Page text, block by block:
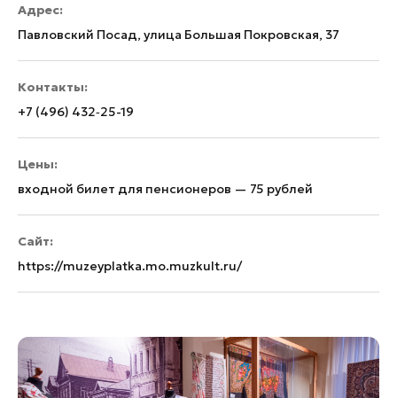
Адрес:
Павловский Посад, улица Большая Покровская, 37
Контакты:
+7 (496) 432‑25-19
Цены:
входной билет для пенсионеров — 75 рублей
Сайт:
https://muzeyplatka.mo.muzkult.ru/